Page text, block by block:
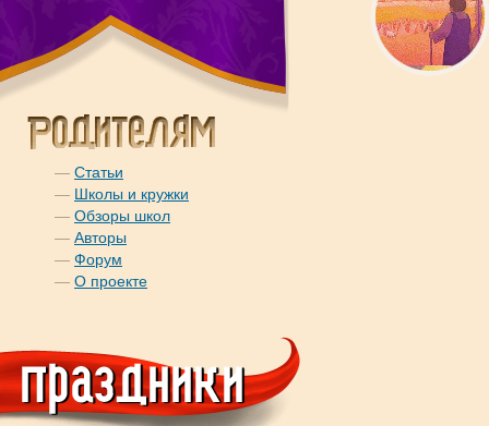
— Статьи
— Школы и кружки
— Обзоры школ
— Авторы
— Форум
— О проекте